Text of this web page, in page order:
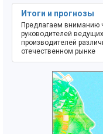
Итоги и прогнозы
Предлагаем вниманию
руководителей
производителей
отечественном рынке